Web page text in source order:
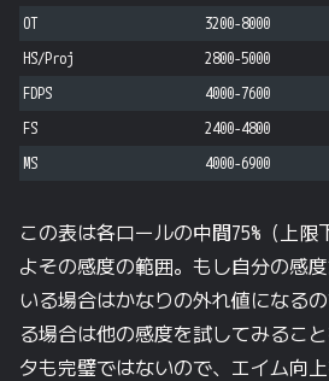
OT
3200-8000
HS/Proj
2800-5000
FDPS
4000-7600
FS
2400-4800
MS
4000-6900
この表は各ロールの中間75%（上限
よその感度の範囲。もし自分の感
いる場合はかなりの外れ値になる
る場合は他の感度を試してみるこ
タも完璧ではないので、エイム向